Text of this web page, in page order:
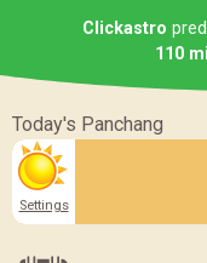
Clickastro
110
Today's Panchang
Settings